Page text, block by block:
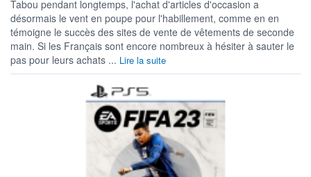
Tabou pendant longtemps, l'achat d'articles d'occasion a
désormais le vent en poupe pour l'habillement, comme en en
témoigne le succès des sites de vente de vêtements de seconde
main. Si les Français sont encore nombreux à hésiter à sauter le
pas pour leurs achats ... Lire la suite